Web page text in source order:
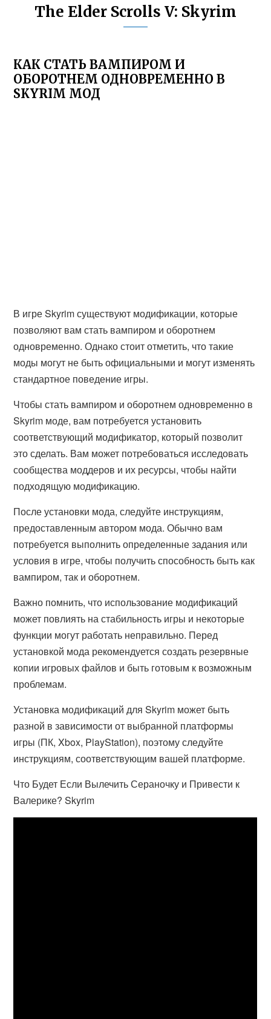
The Elder Scrolls V: Skyrim
КАК СТАТЬ ВАМПИРОМ И
ОБОРОТНЕМ ОДНОВРЕМЕННО В
SKYRIM МОД
В игре Skyrim существуют модификации, которые
позволяют вам стать вампиром и оборотнем
одновременно. Однако стоит отметить, что такие
моды могут не быть официальными и могут изменять
стандартное поведение игры.
Чтобы стать вампиром и оборотнем одновременно в
Skyrim моде, вам потребуется установить
соответствующий модификатор, который позволит
это сделать. Вам может потребоваться исследовать
сообщества моддеров и их ресурсы, чтобы найти
подходящую модификацию.
После установки мода, следуйте инструкциям,
предоставленным автором мода. Обычно вам
потребуется выполнить определенные задания или
условия в игре, чтобы получить способность быть как
вампиром, так и оборотнем.
Важно помнить, что использование модификаций
может повлиять на стабильность игры и некоторые
функции могут работать неправильно. Перед
установкой мода рекомендуется создать резервные
копии игровых файлов и быть готовым к возможным
проблемам.
Установка модификаций для Skyrim может быть
разной в зависимости от выбранной платформы
игры (ПК, Xbox, PlayStation), поэтому следуйте
инструкциям, соответствующим вашей платформе.
Что Будет Если Вылечить Сераночку и Привести к
Валерике? Skyrim